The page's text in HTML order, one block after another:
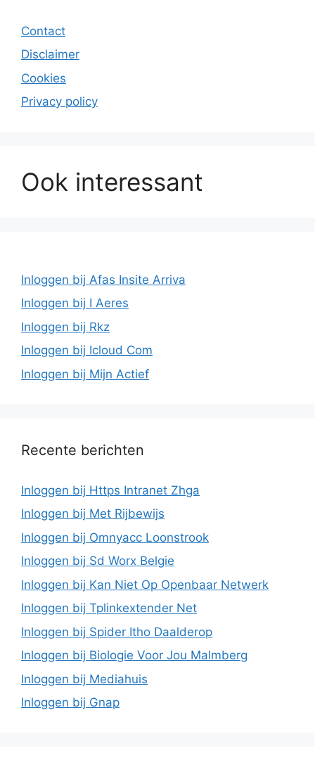
Contact
Disclaimer
Cookies
Privacy policy
Ook interessant
Inloggen bij Afas Insite Arriva
Inloggen bij I Aeres
Inloggen bij Rkz
Inloggen bij Icloud Com
Inloggen bij Mijn Actief
Recente berichten
Inloggen bij Https Intranet Zhga
Inloggen bij Met Rijbewijs
Inloggen bij Omnyacc Loonstrook
Inloggen bij Sd Worx Belgie
Inloggen bij Kan Niet Op Openbaar Netwerk
Inloggen bij Tplinkextender Net
Inloggen bij Spider Itho Daalderop
Inloggen bij Biologie Voor Jou Malmberg
Inloggen bij Mediahuis
Inloggen bij Gnap